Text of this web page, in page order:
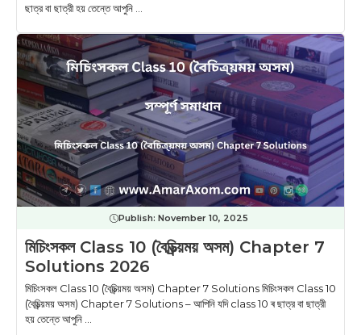
ছাত্র বা ছাত্রী হয় তেন্তে আপুনি ...
Publish: November 10, 2025
মিচিংসকল Class 10 (বৈচিত্ৰ্য়ময় অসম) Chapter 7
Solutions 2026
মিচিংসকল Class 10 (বৈচিত্ৰ্য়ময় অসম) Chapter 7 Solutions মিচিংসকল Class 10
(বৈচিত্ৰ্য়ময় অসম) Chapter 7 Solutions – আপিনি যদি class 10 ৰ ছাত্র বা ছাত্রী
হয় তেন্তে আপুনি ...